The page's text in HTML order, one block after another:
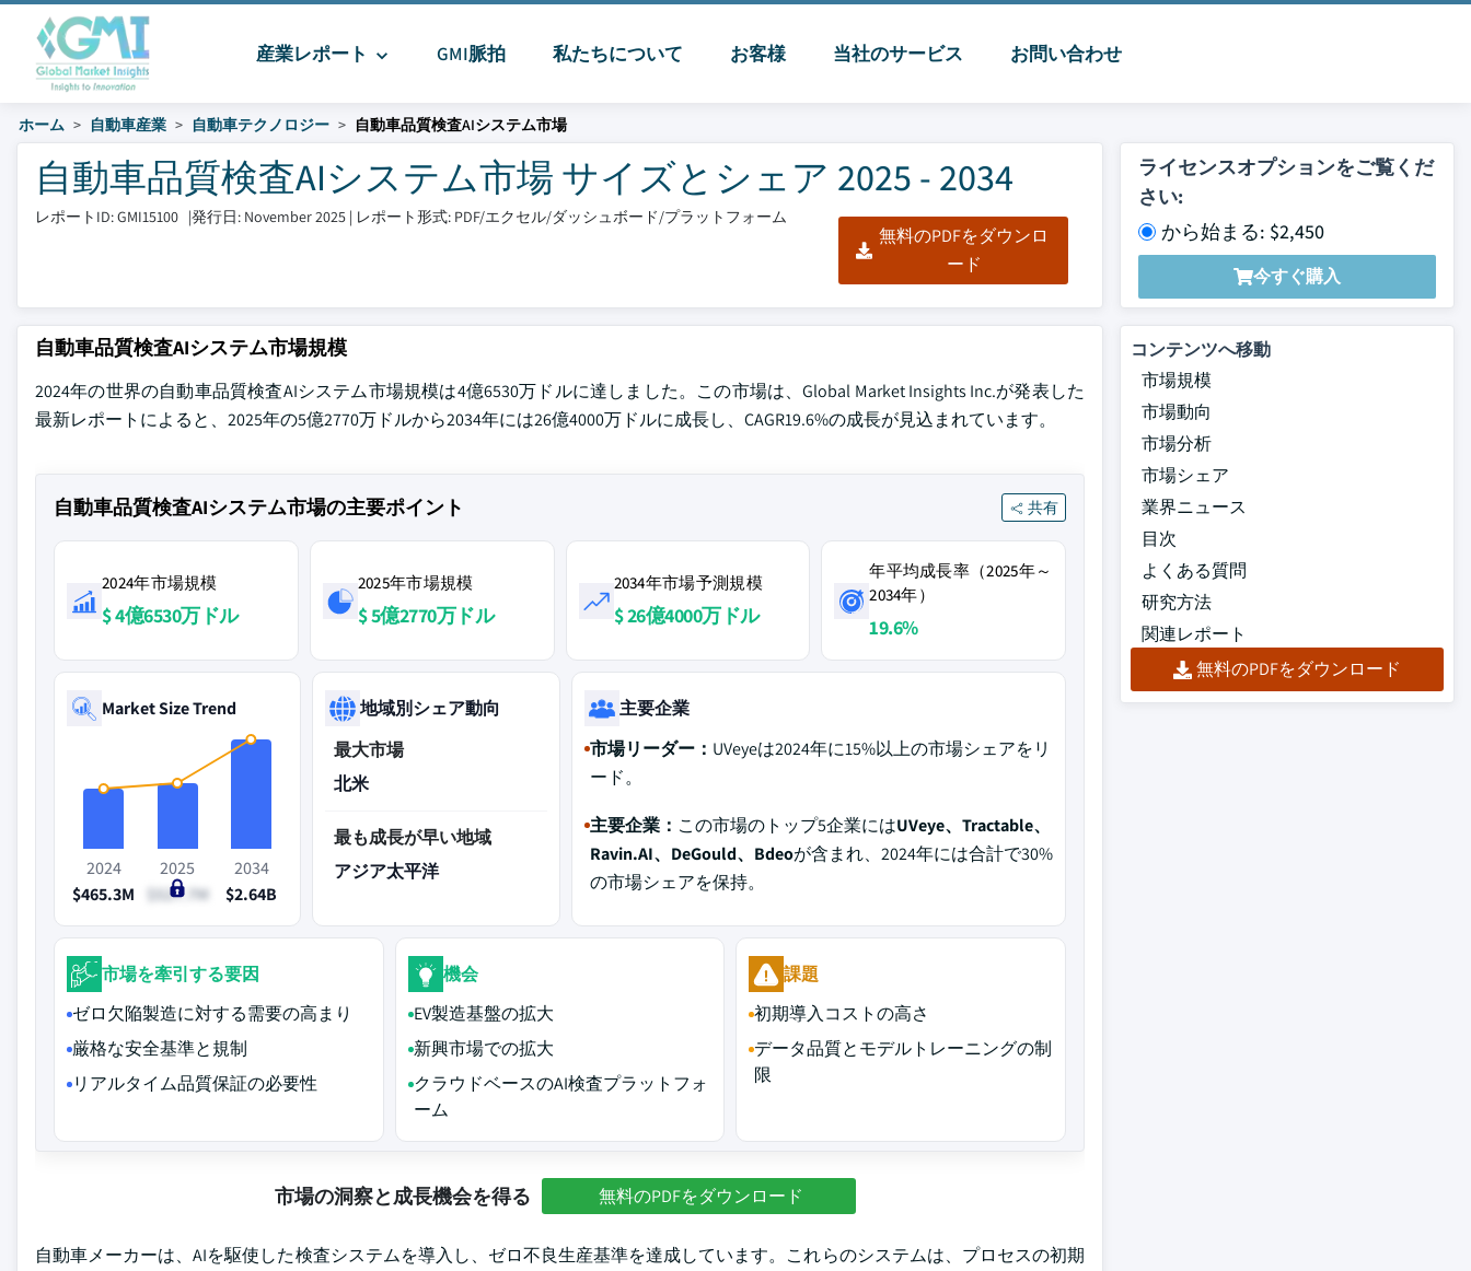
産業レポート GMI脈拍 私たちについて お客様 当社のサービス お問い合わせ
ホーム 自動車産業 自動車テクノロジー 自動車品質検査AIシステム市場
自動車品質検査AIシステム市場 サイズとシェア 2025 - 2034
レポートID: GMI15100 |発行日: November 2025 | レポート形式: PDF/エクセル/ダッシュボード/プラットフォーム
無料のPDFをダウンロ
ード
ライセンスオプションをご覧くだ
さい:
から始まる: $2,450
今すぐ購入
自動車品質検査AIシステム市場規模
2024年の世界の自動車品質検査AIシステム市場規模は4億6530万ドルに達しました。この市場は、Global Market Insights Inc.が発表した
最新レポートによると、2025年の5億2770万ドルから2034年には26億4000万ドルに成長し、CAGR19.6%の成長が見込まれています。
自動車品質検査AIシステム市場の主要ポイント 共有
2024年市場規模
$ 4億6530万ドル
2025年市場規模
$ 5億2770万ドル
2034年市場予測規模
$ 26億4000万ドル
年平均成長率（2025年～
2034年）
19.6%
Market Size Trend
2024
$465.3M
2025
$527.7M
2034
$2.64B
地域別シェア動向
最大市場
北米
最も成長が早い地域
アジア太平洋
主要企業
市場リーダー： UVeyeは2024年に15%以上の市場シェアをリ
ード。
主要企業： この市場のトップ5企業にはUVeye、Tractable、
Ravin.AI、DeGould、Bdeoが含まれ、2024年には合計で30%
の市場シェアを保持。
市場を牽引する要因
ゼロ欠陥製造に対する需要の高まり
厳格な安全基準と規制
リアルタイム品質保証の必要性
機会
EV製造基盤の拡大
新興市場での拡大
クラウドベースのAI検査プラットフォ
ーム
課題
初期導入コストの高さ
データ品質とモデルトレーニングの制
限
市場の洞察と成長機会を得る 無料のPDFをダウンロード
自動車メーカーは、AIを駆使した検査システムを導入し、ゼロ不良生産基準を達成しています。これらのシステムは、プロセスの初期
コンテンツへ移動
市場規模
市場動向
市場分析
市場シェア
業界ニュース
目次
よくある質問
研究方法
関連レポート
無料のPDFをダウンロード